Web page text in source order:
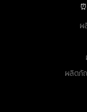
ผ
ผลิตภั